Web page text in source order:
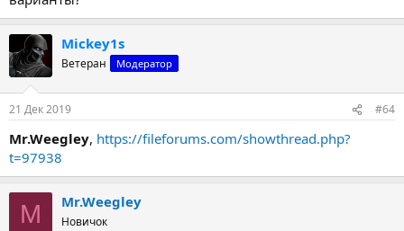
Mickey1s
Ветеран Модератор
21 Дек 2019 #64
Mr.Weegley, https://fileforums.com/showthread.php?
t=97938
M Mr.Weegley
Новичок